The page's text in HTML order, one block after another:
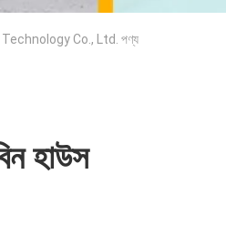
Co., Ltd. পণ্য
হাউস